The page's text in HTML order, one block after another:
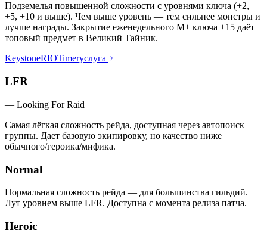
Подземелья повышенной сложности с уровнями ключа (+2,
+5, +10 и выше). Чем выше уровень — тем сильнее монстры и
лучше награды. Закрытие еженедельного M+ ключа +15 даёт
топовый предмет в Великий Тайник.
KeystoneRIOTimerуслуга
LFR
— Looking For Raid
Самая лёгкая сложность рейда, доступная через автопоиск
группы. Дает базовую экипировку, но качество ниже
обычного/героика/мифика.
Normal
Нормальная сложность рейда — для большинства гильдий.
Лут уровнем выше LFR. Доступна с момента релиза патча.
Heroic